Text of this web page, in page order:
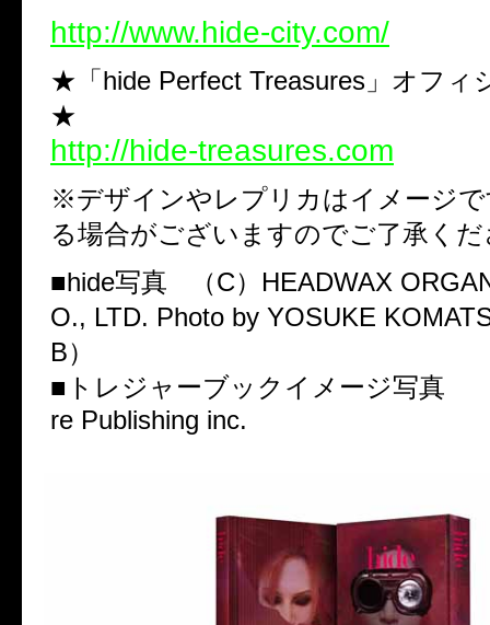
http://www.hide-city.com/
★「hide Perfect Treasures」オフィ
★
http://hide-treasures.com
※デザインやレプリカはイメージ
る場合がございますのでご了承く
■hide写真 （C）HEADWAX
O., LTD. Photo by YOSUKE
B）
■トレジャーブックイメージ写真
re Publishing inc.